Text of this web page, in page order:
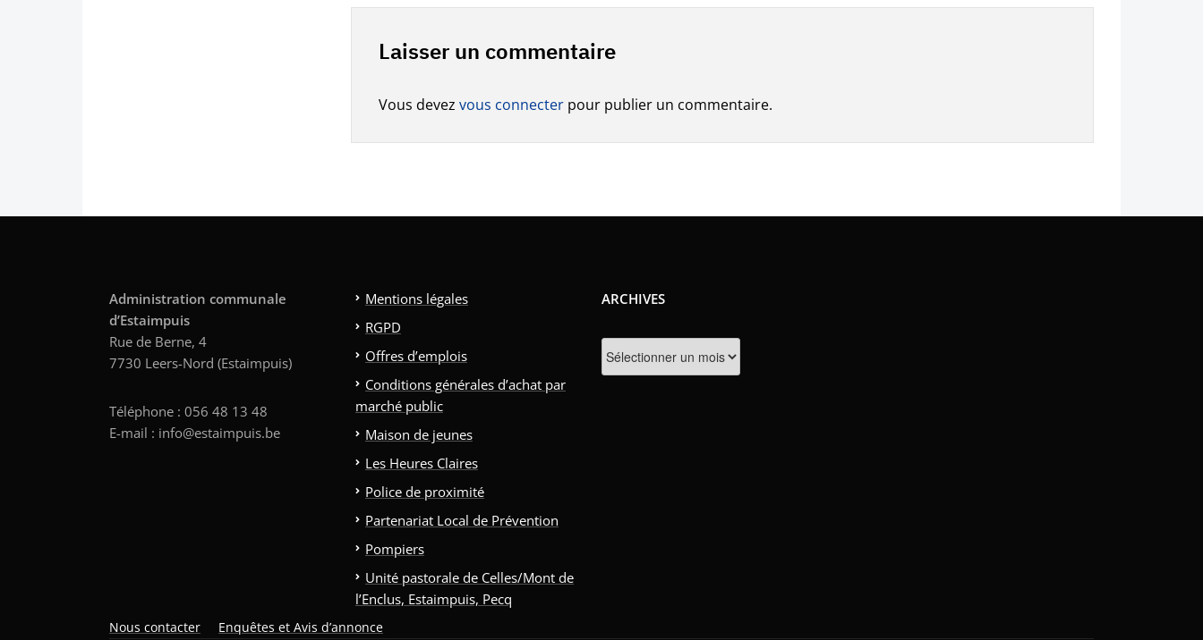
Laisser un commentaire
Vous devez vous connecter pour publier un commentaire.
Administration communale
d’Estaimpuis
Rue de Berne, 4
7730 Leers-Nord (Estaimpuis)
Téléphone : 056 48 13 48
E-mail : info@estaimpuis.be
Mentions légales
RGPD
Offres d’emplois
Conditions générales d’achat par
marché public
Maison de jeunes
Les Heures Claires
Police de proximité
Partenariat Local de Prévention
Pompiers
Unité pastorale de Celles/Mont de
l’Enclus, Estaimpuis, Pecq
ARCHIVES
Nous contacter Enquêtes et Avis d’annonce